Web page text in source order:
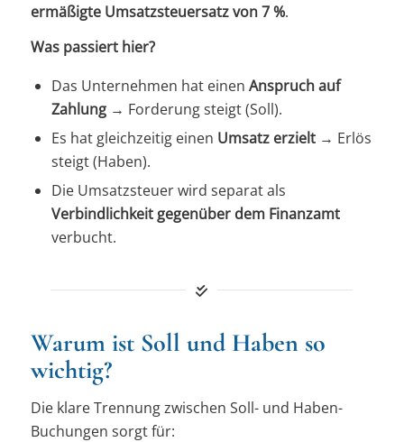
ermäßigte Umsatzsteuersatz von 7 %.
Was passiert hier?
Das Unternehmen hat einen Anspruch auf
Zahlung → Forderung steigt (Soll).
Es hat gleichzeitig einen Umsatz erzielt → Erlös
steigt (Haben).
Die Umsatzsteuer wird separat als
Verbindlichkeit gegenüber dem Finanzamt
verbucht.
Warum ist Soll und Haben so
wichtig?
Die klare Trennung zwischen Soll- und Haben-
Buchungen sorgt für: